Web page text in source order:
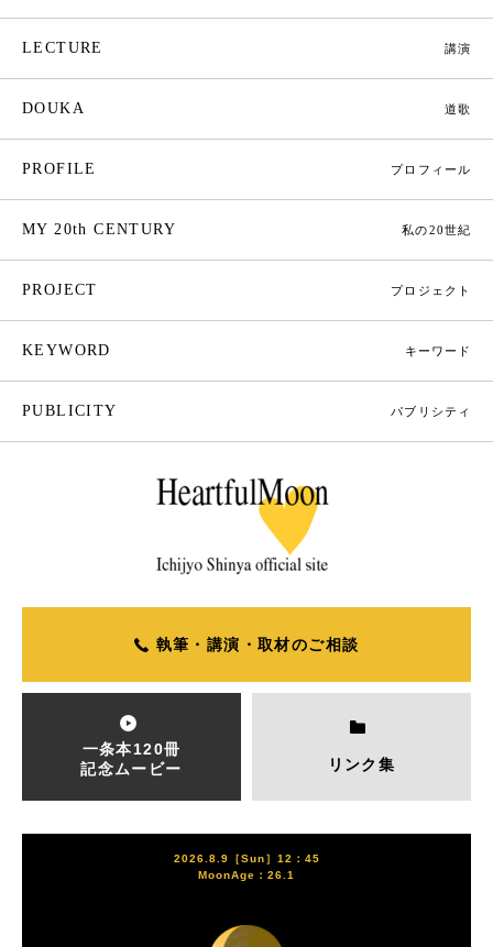
LECTURE 講演
DOUKA 道歌
PROFILE プロフィール
MY 20th CENTURY 私の20世紀
PROJECT プロジェクト
KEYWORD キーワード
PUBLICITY パブリシティ
執筆・講演・取材のご相談
一条本120冊
記念ムービー
リンク集
2026.8.9［Sun］12：45
MoonAge：26.1